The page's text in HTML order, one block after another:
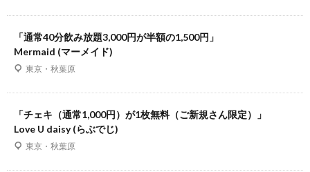
「通常40分飲み放題3,000円が半額の1,500円」
Mermaid (マーメイド)
東京・秋葉原
「チェキ（通常1,000円）が1枚無料（ご新規さん限定）」
Love U daisy (らぶでじ)
東京・秋葉原